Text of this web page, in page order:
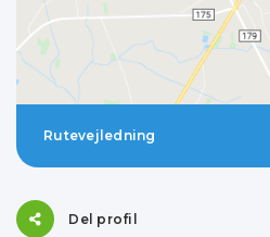
Rutevejledning
Del profil